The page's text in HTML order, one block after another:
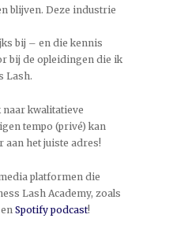
blijven. Deze industrie
bij – en die kennis
bij de opleidingen die ik
Lash.
naar kwalitatieve
tempo (privé) kan
aan het juiste adres!
platformen die
Lash Academy, zoals
Spotify podcast!